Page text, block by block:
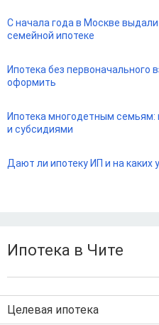
С начала года в Москве
семейной ипотеке
Ипотека без первоначального
оформить
Ипотека многодетным семьям:
и субсидиями
Дают ли ипотеку ИП и на каких
Ипотека в Чите
Целевая ипотека